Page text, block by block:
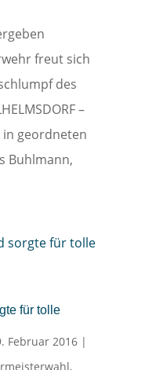
freut sich
des
–
in geordneten
Buhlmann,
für tolle
Februar 2016|
,